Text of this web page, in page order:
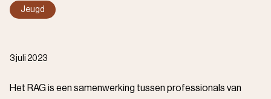
Jeugd
3 juli 2023
Het RAG is een samenwerking tussen professionals van